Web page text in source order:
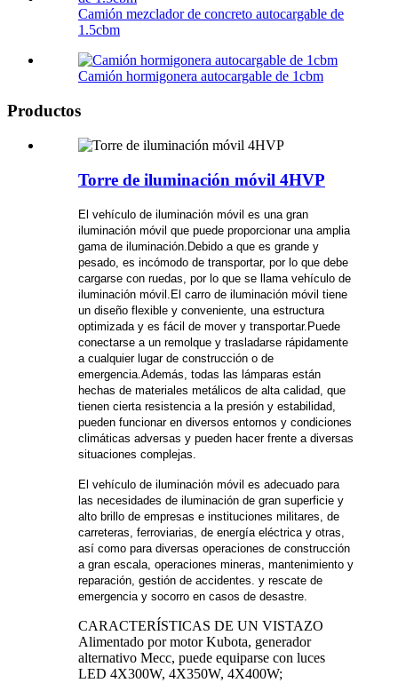
Camión mezclador de concreto autocargable de
1.5cbm
Camión hormigonera autocargable de 1cbm
Productos
Torre de iluminación móvil 4HVP
El vehículo de iluminación móvil es una gran
iluminación móvil que puede proporcionar una amplia
gama de iluminación.Debido a que es grande y
pesado, es incómodo de transportar, por lo que debe
cargarse con ruedas, por lo que se llama vehículo de
iluminación móvil.El carro de iluminación móvil tiene
un diseño flexible y conveniente, una estructura
optimizada y es fácil de mover y transportar.Puede
conectarse a un remolque y trasladarse rápidamente
a cualquier lugar de construcción o de
emergencia.Además, todas las lámparas están
hechas de materiales metálicos de alta calidad, que
tienen cierta resistencia a la presión y estabilidad,
pueden funcionar en diversos entornos y condiciones
climáticas adversas y pueden hacer frente a diversas
situaciones complejas.
El vehículo de iluminación móvil es adecuado para
las necesidades de iluminación de gran superficie y
alto brillo de empresas e instituciones militares, de
carreteras, ferroviarias, de energía eléctrica y otras,
así como para diversas operaciones de construcción
a gran escala, operaciones mineras, mantenimiento y
reparación, gestión de accidentes. y rescate de
emergencia y socorro en casos de desastre.
CARACTERÍSTICAS DE UN VISTAZO
Alimentado por motor Kubota, generador
alternativo Mecc, puede equiparse con luces
LED 4X300W, 4X350W, 4X400W;